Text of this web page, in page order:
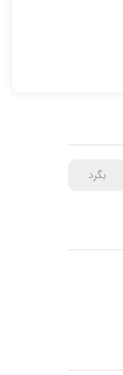
بگرد